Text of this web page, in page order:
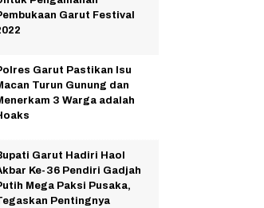
Garut Festival
Garut Pastikan Isu
Turun Gunung dan
3 Warga adalah
Garut Hadiri Haol
Ke-36 Pendiri Gadjah
Mega Paksi Pusaka,
Pentingnya